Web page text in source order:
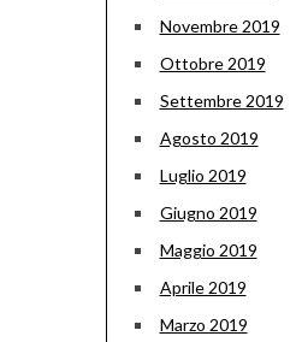
Novembre 2019
Ottobre 2019
Settembre 2019
Agosto 2019
Luglio 2019
Giugno 2019
Maggio 2019
Aprile 2019
Marzo 2019